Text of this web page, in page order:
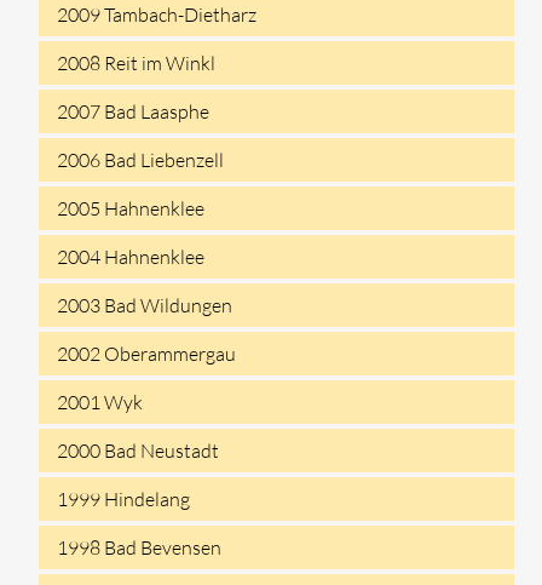
2009 Tambach-Dietharz
2008 Reit im Winkl
2007 Bad Laasphe
2006 Bad Liebenzell
2005 Hahnenklee
2004 Hahnenklee
2003 Bad Wildungen
2002 Oberammergau
2001 Wyk
2000 Bad Neustadt
1999 Hindelang
1998 Bad Bevensen